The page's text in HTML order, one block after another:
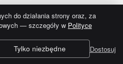
na praktyczne warsztaty
i młodzieży. Każdy turnus ma
do wyboru są spotkania o
Paschalnym, ministranturze i
inne.
do działania strony oraz, za
— szczegóły w Polityce
Tylko niezbędne Dostosuj